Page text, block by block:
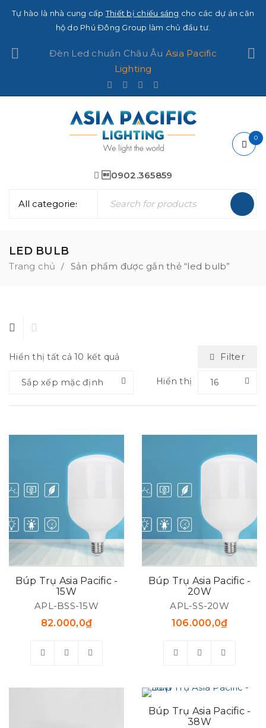
Tự hào là nhà cung cấpThiết bị chiếu sáng cho các dự án căn
hộ do Phú Đông Group làm chủ đầu tư.
Đèn Led chuẩn Châu Âu Asia Pacific
Lighting
0902.365859
0
LED BULB
Trang chủ / Sản phẩm được gắn thẻ “led bulb”
Hiển thị tất cả 10 kết quả Filter
Sắp xếp mặc định Hiển thị 16
Búp Trụ Asia Pacific -
15W
APL-BSS-15W
82.000,0₫
Búp Trụ Asia Pacific -
20W
APL-SS-20W
106.000,0₫
Búp Trụ Asia Pacific -
38W